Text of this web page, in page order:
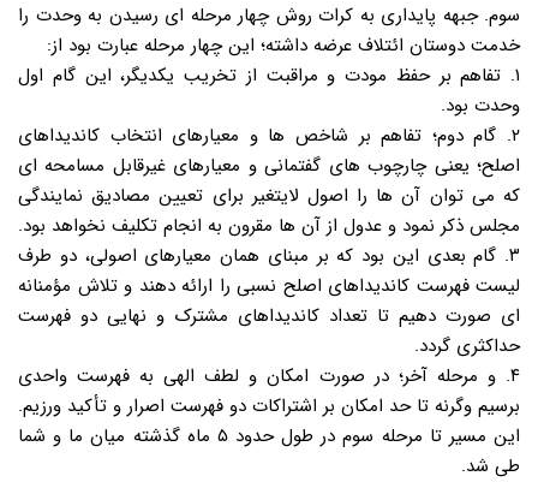
سوم. جبهه پایداری به کرات روش چهار مرحله ای رسیدن به وحدت را
خدمت دوستان ائتلاف عرضه داشته؛ این چهار مرحله عبارت بود از:
۱. تفاهم بر حفظ مودت و مراقبت از تخریب یکدیگر، این گام اول
وحدت بود.
۲. گام دوم؛ تفاهم بر شاخص ها و معیارهای انتخاب کاندیداهای
اصلح؛ یعنی چارچوب های گفتمانی و معیارهای غیرقابل مسامحه ای
که می توان آن ها را اصول لایتغیر برای تعیین مصادیق نمایندگی
مجلس ذکر نمود و عدول از آن ها مقرون به انجام تکلیف نخواهد بود.
۳. گام بعدی این بود که بر مبنای همان معیارهای اصولی، دو طرف
لیست فهرست کاندیداهای اصلح نسبی را ارائه دهند و تلاش مؤمنانه
ای صورت دهیم تا تعداد کاندیداهای مشترک و نهایی دو فهرست
حداکثری گردد.
۴. و مرحله آخر؛ در صورت امکان و لطف الهی به فهرست واحدی
برسیم وگرنه تا حد امکان بر اشتراکات دو فهرست اصرار و تأکید ورزیم.
این مسیر تا مرحله سوم در طول حدود ۵ ماه گذشته میان ما و شما
طی شد.